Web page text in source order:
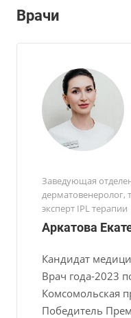
Врачи
Заведующая
дерматовенеролог,
эксперт IPL терапии
Аркатова
Кандидат
Врач года-2023
Комсомольская
Победитель